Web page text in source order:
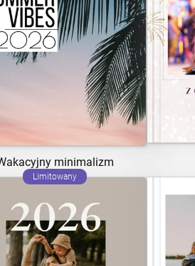
minimalizm
ZOBACZ SZABLON
Limitowany